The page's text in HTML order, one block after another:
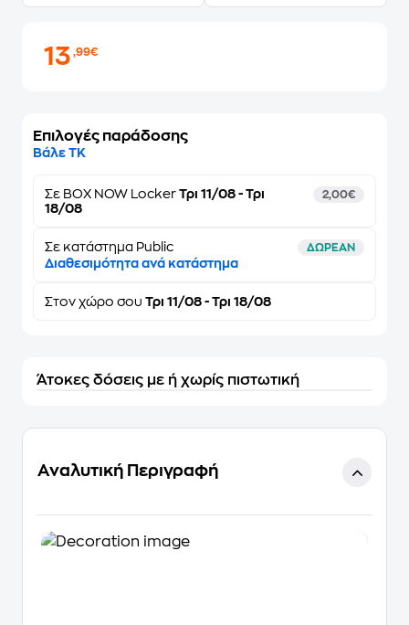
13,99€
Επιλογές παράδοσης
Βάλε ΤΚ
Σε BOX NOW Locker Τρι 11/08 - Τρι
18/08
2,00€
Σε κατάστημα Public ΔΩΡΕΑΝ
Διαθεσιμότητα ανά κατάστημα
Στον χώρο σου Τρι 11/08 - Τρι 18/08
Άτοκες δόσεις με ή χωρίς πιστωτική
Αναλυτική Περιγραφή